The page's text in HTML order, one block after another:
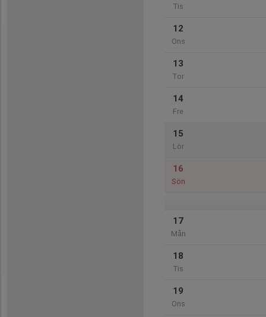
Tis
12
Ons
13
Tor
14
Fre
15
Lör
16
Sön
17
Mån
18
Tis
19
Ons